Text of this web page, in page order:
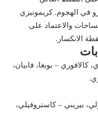
في الهجوم. كريمونيزي
والاعتماد على
الانكسار.
– بوبغا، فابيان،
بيريني – كاستروفيلي،